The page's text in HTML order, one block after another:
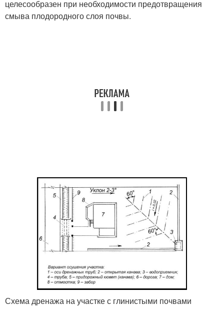
целесообразен при необходимости предотвращения
смыва плодородного слоя почвы.
Схема дренажа на участке с глинистыми почвами